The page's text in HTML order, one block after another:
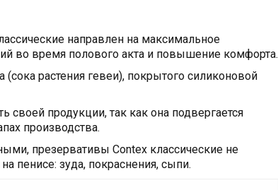
направлен на максимальное
во время полового акта и повышение комфорта.
(сока растения гевеи), покрытого силиконовой
своей продукции, так как она подвергается
производства.
презервативы Contex классические не
пенисе: зуда, покраснения, сыпи.